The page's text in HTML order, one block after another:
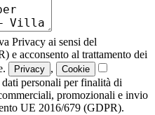
Privacy ai sensi del
e acconsento al trattamento dei
Privacy , Cookie
personali per finalità di
promozionali e invio
UE 2016/679 (GDPR).